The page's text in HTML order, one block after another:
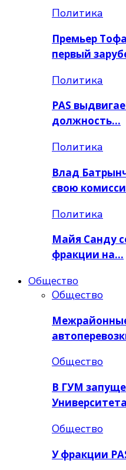
Политика
Премьер
первый
Политика
PAS
должность…
Политика
Влад
свою
Политика
Майя Санду
фракции на…
Общество
Общество
Общество
В ГУМ
Общество
У фракции